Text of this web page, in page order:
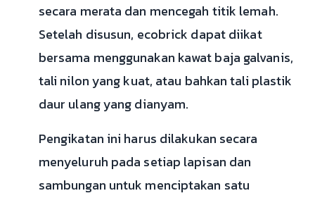
secara merata dan mencegah titik lemah.
Setelah disusun, ecobrick dapat diikat
bersama menggunakan kawat baja galvanis,
tali nilon yang kuat, atau bahkan tali plastik
daur ulang yang dianyam.
Pengikatan ini harus dilakukan secara
menyeluruh pada setiap lapisan dan
sambungan untuk menciptakan satu